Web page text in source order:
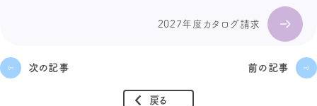
2027年度カタログ請求
次の記事 前の記事
戻る